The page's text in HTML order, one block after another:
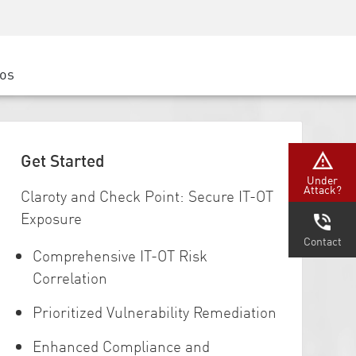
Get Started
Claroty and Check Point: Secure IT-OT
Exposure
Comprehensive IT-OT Risk
Correlation
Prioritized Vulnerability Remediation
Enhanced Compliance and
Under
Attack?
Contact